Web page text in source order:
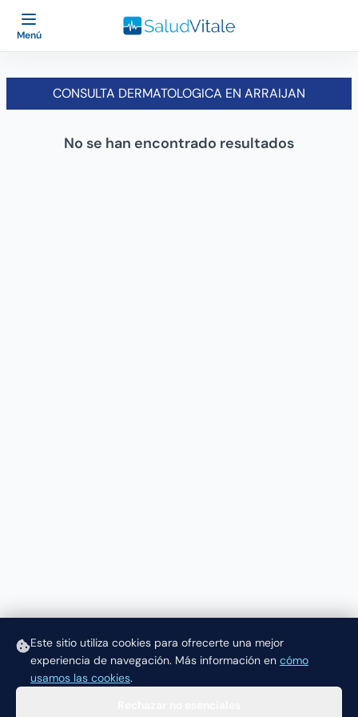
Este sitio utiliza cookies para ofrecerte una mejor
experiencia de navegación. Más información en cómo
usamos las cookies.
Menú
CONSULTA DERMATOLOGICA EN ARRAIJAN
No se han encontrado resultados